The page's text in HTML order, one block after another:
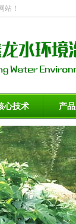
站！
心技术 产